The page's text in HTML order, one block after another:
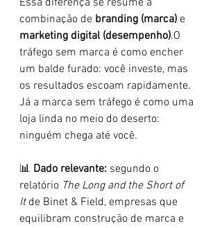
Essa diferença se resume à
combinação de branding (marca) e
marketing digital (desempenho).O
tráfego sem marca é como encher
um balde furado: você investe, mas
os resultados escoam rapidamente.
Já a marca sem tráfego é como uma
loja linda no meio do deserto:
ninguém chega até você.
📊 Dado relevante: segundo o
relatório The Long and the Short of
It de Binet & Field, empresas que
equilibram construção de marca e